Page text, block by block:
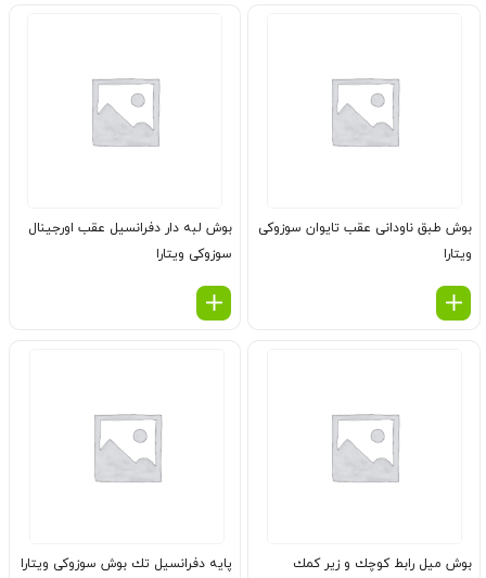
بوش طبق ناودانی عقب تایوان سوزوکی
ویتارا
بوش لبه دار دفرانسیل عقب اورجینال
سوزوکی ویتارا
بوش میل رابط كوچك و زیر كمك
پایه دفرانسیل تك بوش سوزوکی ویتارا